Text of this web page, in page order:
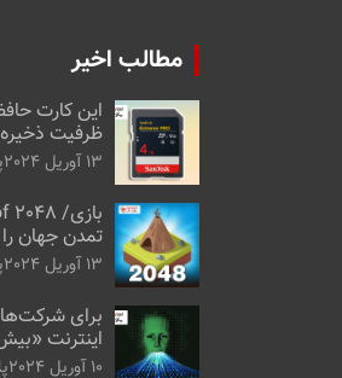
مطالب اخیر
ظرفیت
13 آوریل 2024
تمدن جهان
13 آوریل 2024
برای
اینترنت
10 آوریل 2024